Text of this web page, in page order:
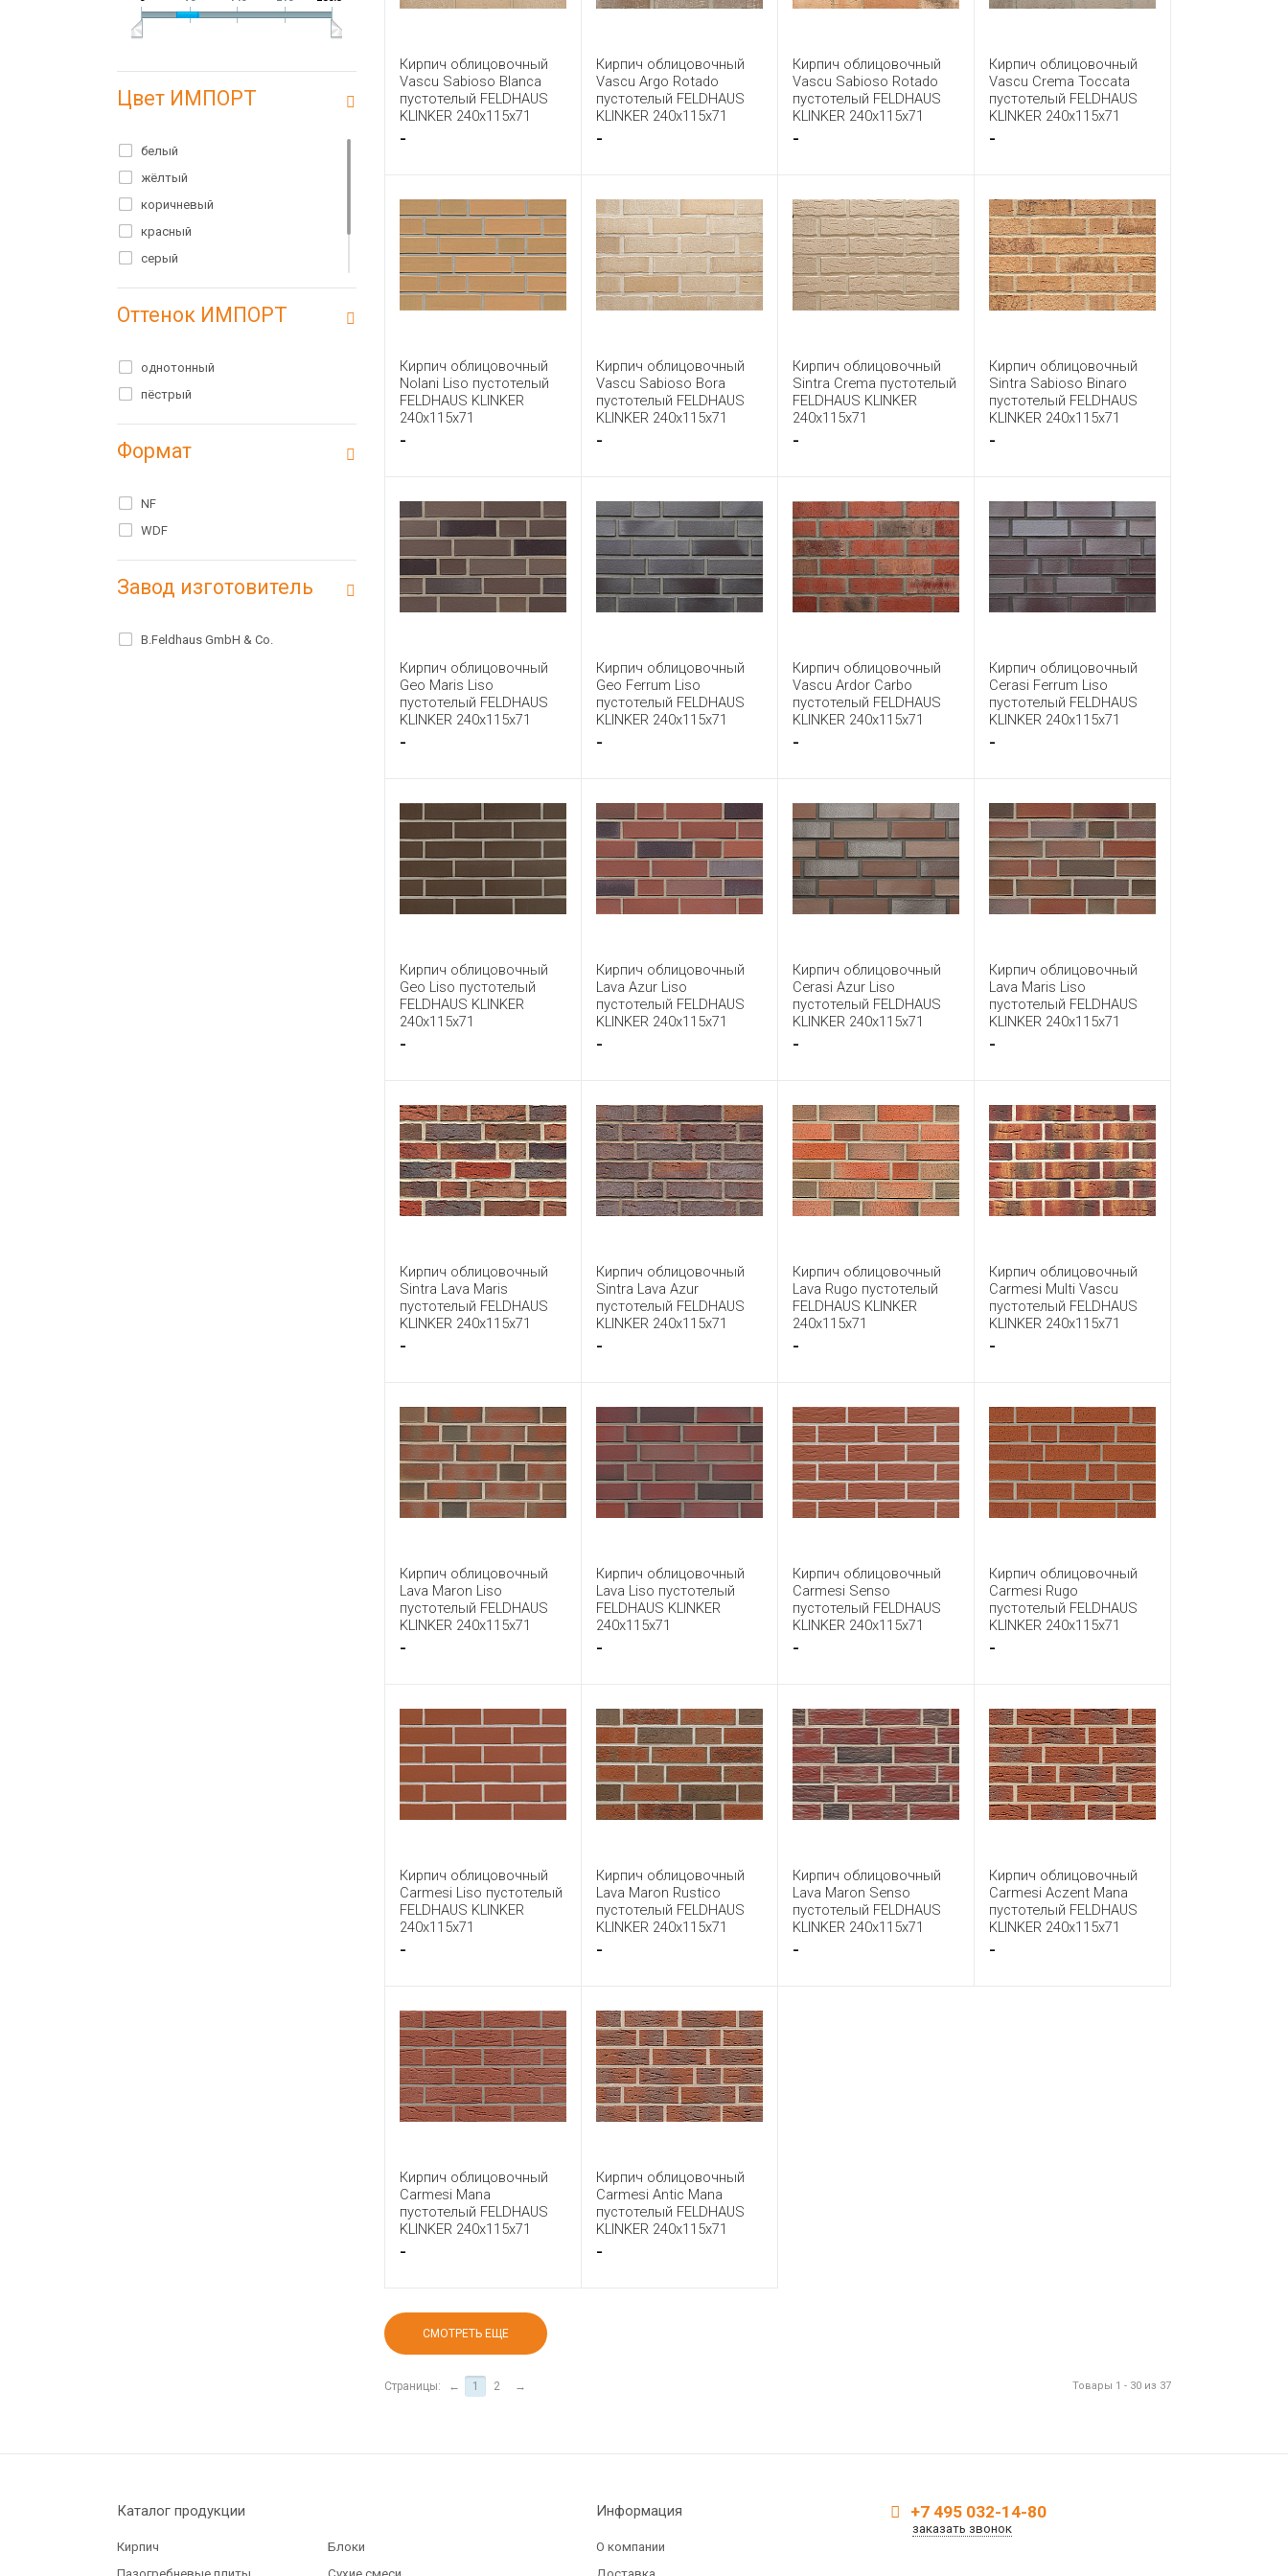
Цвет ИМПОРТ
белый
жёлтый
коричневый
красный
серый
синий
чёрный
Оттенок ИМПОРТ
однотонный
пёстрый
Формат
NF
WDF
Завод изготовитель
B.Feldhaus GmbH & Co.
Кирпич облицовочный
Vascu Sabioso Blanca
пустотелый FELDHAUS
KLINKER 240x115x71
-
Кирпич облицовочный
Vascu Argo Rotado
пустотелый FELDHAUS
KLINKER 240x115x71
-
Кирпич облицовочный
Vascu Sabioso Rotado
пустотелый FELDHAUS
KLINKER 240x115x71
-
Кирпич облицовочный
Vascu Crema Toccata
пустотелый FELDHAUS
KLINKER 240x115x71
-
Кирпич облицовочный
Nolani Liso пустотелый
FELDHAUS KLINKER
240x115x71
-
Кирпич облицовочный
Vascu Sabioso Bora
пустотелый FELDHAUS
KLINKER 240x115x71
-
Кирпич облицовочный
Sintra Crema пустотелый
FELDHAUS KLINKER
240x115x71
-
Кирпич облицовочный
Sintra Sabioso Binaro
пустотелый FELDHAUS
KLINKER 240x115x71
-
Кирпич облицовочный
Geo Maris Liso
пустотелый FELDHAUS
KLINKER 240x115x71
-
Кирпич облицовочный
Geo Ferrum Liso
пустотелый FELDHAUS
KLINKER 240x115x71
-
Кирпич облицовочный
Vascu Ardor Carbo
пустотелый FELDHAUS
KLINKER 240x115x71
-
Кирпич облицовочный
Cerasi Ferrum Liso
пустотелый FELDHAUS
KLINKER 240x115x71
-
Кирпич облицовочный
Geo Liso пустотелый
FELDHAUS KLINKER
240x115x71
-
Кирпич облицовочный
Lava Azur Liso
пустотелый FELDHAUS
KLINKER 240x115x71
-
Кирпич облицовочный
Cerasi Azur Liso
пустотелый FELDHAUS
KLINKER 240x115x71
-
Кирпич облицовочный
Lava Maris Liso
пустотелый FELDHAUS
KLINKER 240x115x71
-
Кирпич облицовочный
Sintra Lava Maris
пустотелый FELDHAUS
KLINKER 240x115x71
-
Кирпич облицовочный
Sintra Lava Azur
пустотелый FELDHAUS
KLINKER 240x115x71
-
Кирпич облицовочный
Lava Rugo пустотелый
FELDHAUS KLINKER
240x115x71
-
Кирпич облицовочный
Carmesi Multi Vascu
пустотелый FELDHAUS
KLINKER 240x115x71
-
Кирпич облицовочный
Lava Maron Liso
пустотелый FELDHAUS
KLINKER 240x115x71
-
Кирпич облицовочный
Lava Liso пустотелый
FELDHAUS KLINKER
240x115x71
-
Кирпич облицовочный
Carmesi Senso
пустотелый FELDHAUS
KLINKER 240x115x71
-
Кирпич облицовочный
Carmesi Rugo
пустотелый FELDHAUS
KLINKER 240x115x71
-
Кирпич облицовочный
Carmesi Liso пустотелый
FELDHAUS KLINKER
240x115x71
-
Кирпич облицовочный
Lava Maron Rustico
пустотелый FELDHAUS
KLINKER 240x115x71
-
Кирпич облицовочный
Lava Maron Senso
пустотелый FELDHAUS
KLINKER 240x115x71
-
Кирпич облицовочный
Carmesi Aczent Mana
пустотелый FELDHAUS
KLINKER 240x115x71
-
Кирпич облицовочный
Carmesi Mana
пустотелый FELDHAUS
KLINKER 240x115x71
-
Кирпич облицовочный
Carmesi Antic Mana
пустотелый FELDHAUS
KLINKER 240x115x71
-
СМОТРЕТЬ ЕЩЕ
Товары 1 - 30 из 37
Страницы: ← 1 2 →
Каталог продукции
Кирпич
Блоки
Информация
О компании
+7 495 032-14-80
заказать звонок